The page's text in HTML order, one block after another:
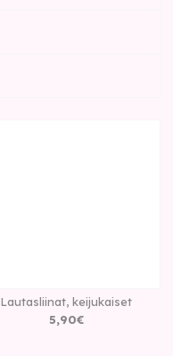
Lautasliinat, keijukaiset
5,90€